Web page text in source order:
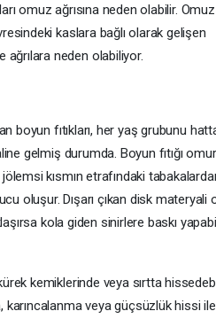
omuz ağrısına neden olabilir. Omuz
kaslara bağlı olarak gelişen
neden olabiliyor.
boyun fıtıkları, her yaş grubunu
gelmiş durumda. Boyun fıtığı
kısmın etrafındaki
oluşur. Dışarı çıkan disk materyali
kola giden sinirlere baskı
kemiklerinde veya sırtta
karıncalanma veya güçsüzlük hissi ile